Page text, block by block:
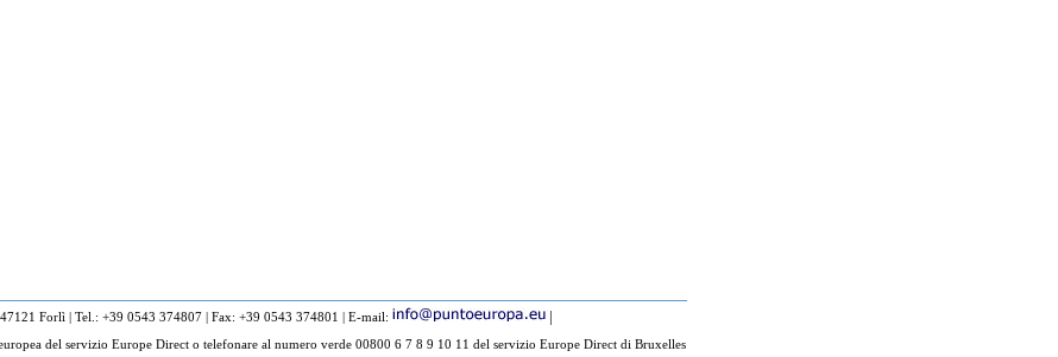
Forlì | Tel.: +39 0543 374807 | Fax: +39 0543 374801 | E-mail: |
del servizio Europe Direct o telefonare al numero verde 00800 6 7 8 9 10 11 del servizio Europe Direct di Bruxelles